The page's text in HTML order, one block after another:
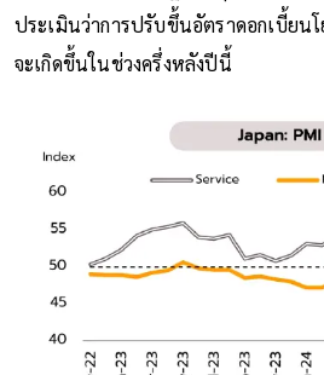
ประเมินว่าการปรับขึ้นอัตราดอกเบี้ยน
จะเกิดขึ้นในช่วงครึ่งหลังปีนี้